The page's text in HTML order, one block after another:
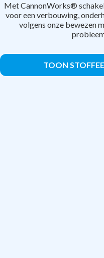
Met CannonWorks®
voor een verbouwing,
volgens onze bewezen
TOON